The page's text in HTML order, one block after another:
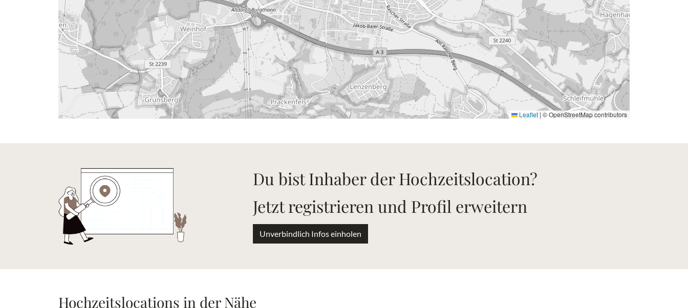
Leaflet | © OpenStreetMap contributors
Du bist Inhaber der Hochzeitslocation?
Jetzt registrieren und Profil erweitern
Unverbindlich Infos einholen
Hochzeitslocations in der Nähe